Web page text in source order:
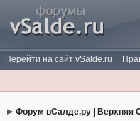
Перейти на сайт vSalde.ru
Форум вСалде.ру | Верхняя